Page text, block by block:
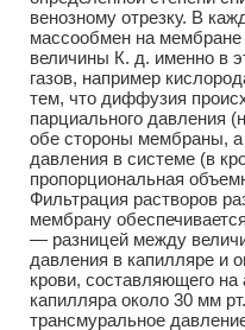
венозному отрезку. В
массообмен на мембране
величины К. д. именно в
газов, например
тем, что диффузия
парциального давления
обе стороны мембраны, а
давления в системе (в
пропорциональная
Фильтрация растворов
мембрану
— разницей между
давления в капилляре и
крови, составляющего на
капилляра около 30 мм
трансмуральное